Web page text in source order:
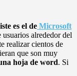
es el de Microsoft
usuarios alrededor del
realizar cientos de
que son muy
hoja de word. Si